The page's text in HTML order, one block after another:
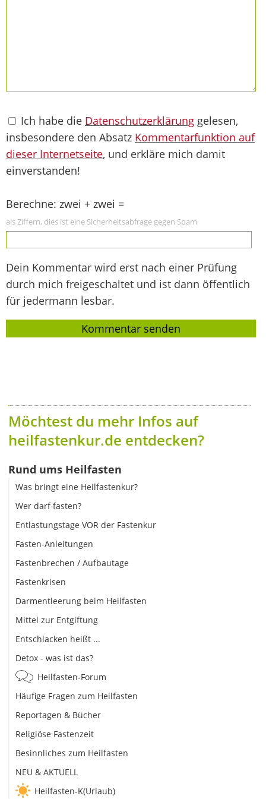
Ich habe die Datenschutzerklärung gelesen,
insbesondere den Absatz Kommentarfunktion auf
dieser Internetseite, und erkläre mich damit
einverstanden!
Berechne: zwei + zwei =
als Ziffern, dies ist eine Sicherheitsabfrage gegen Spam
Dein Kommentar wird erst nach einer Prüfung
durch mich freigeschaltet und ist dann öffentlich
für jedermann lesbar.
Möchtest du mehr Infos auf
heilfastenkur.de entdecken?
Rund ums Heilfasten
Was bringt eine Heilfastenkur?
Wer darf fasten?
Entlastungstage VOR der Fastenkur
Fasten-Anleitungen
Fastenbrechen / Aufbautage
Fastenkrisen
Darmentleerung beim Heilfasten
Mittel zur Entgiftung
Entschlacken heißt ...
Detox - was ist das?
Heilfasten-Forum
Häufige Fragen zum Heilfasten
Reportagen & Bücher
Religiöse Fastenzeit
Besinnliches zum Heilfasten
NEU & AKTUELL
Heilfasten-K(Urlaub)